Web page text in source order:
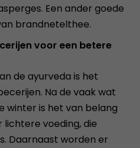
Een ander goede
brandnetelthee.
voor een betere
de ayurveda is het
Na de vaak wat
winter is het van belang
voeding, die
Daarnaast worden er